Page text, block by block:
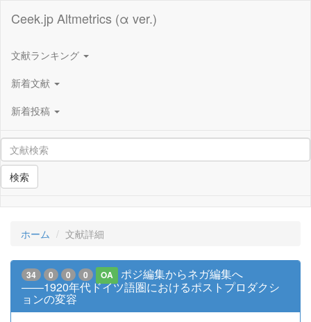
Ceek.jp Altmetrics (α ver.)
文献ランキング
新着文献
新着投稿
検索
ホーム 文献詳細
34 0 0 0 OA
ポジ編集からネガ編集へ
――1920年代ドイツ語圏におけるポストプロダクシ
ョンの変容